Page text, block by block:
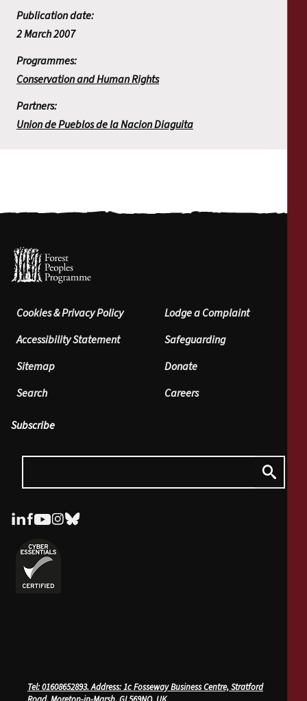
Publication date:
2 March 2007
Programmes:
Conservation and Human Rights
Partners:
Union de Pueblos de la Nacion Diaguita
Cookies & Privacy Policy
Accessibility Statement
Sitemap
Search
Lodge a Complaint
Safeguarding
Donate
Careers
Subscribe
Tel:01608652893.Address: 1c Fosseway Business Centre, Stratford